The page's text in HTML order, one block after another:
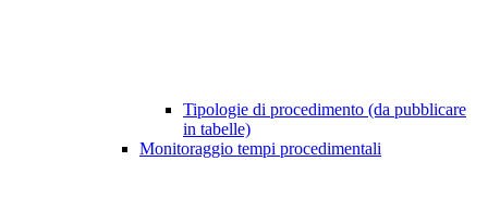
Tipologie di procedimento (da pubblicare
in tabelle)
Monitoraggio tempi procedimentali